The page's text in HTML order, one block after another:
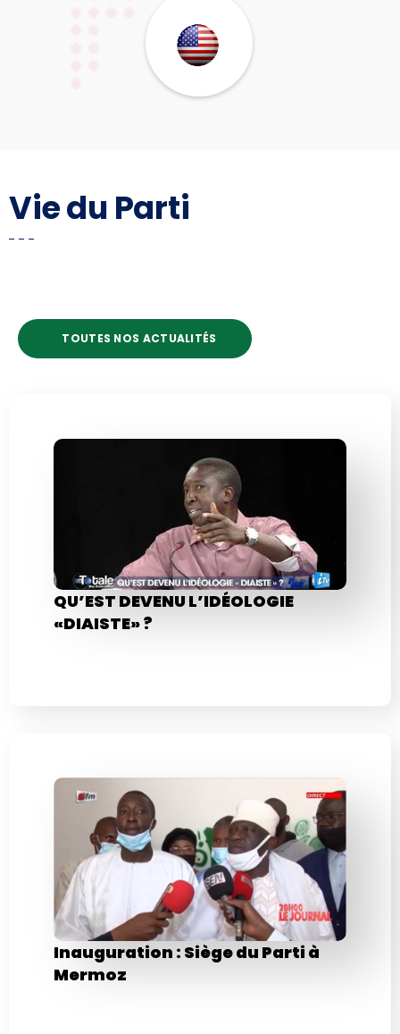
Vie du Parti
TOUTES NOS ACTUALITÉS
QU’EST DEVENU L’IDÉOLOGIE
«DIAISTE» ?
Inauguration : Siège du Parti à
Mermoz